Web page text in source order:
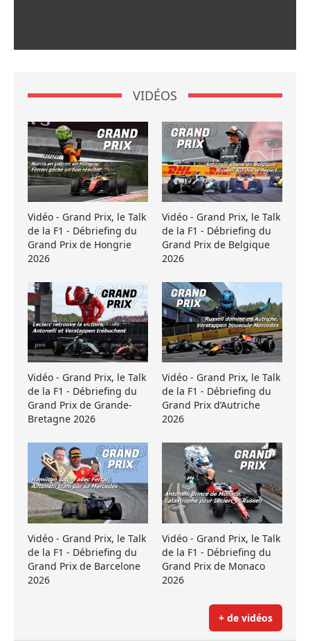
VIDÉOS
Vidéo - Grand Prix, le Talk
de la F1 - Débriefing du
Grand Prix de Hongrie
2026
Vidéo - Grand Prix, le Talk
de la F1 - Débriefing du
Grand Prix de Belgique
2026
Vidéo - Grand Prix, le Talk
de la F1 - Débriefing du
Grand Prix de Grande-
Bretagne 2026
Vidéo - Grand Prix, le Talk
de la F1 - Débriefing du
Grand Prix d’Autriche
2026
Vidéo - Grand Prix, le Talk
de la F1 - Débriefing du
Grand Prix de Barcelone
2026
Vidéo - Grand Prix, le Talk
de la F1 - Débriefing du
Grand Prix de Monaco
2026
+ de vidéos